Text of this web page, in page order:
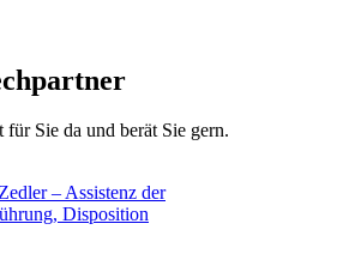
für Sie da und berät Sie gern.